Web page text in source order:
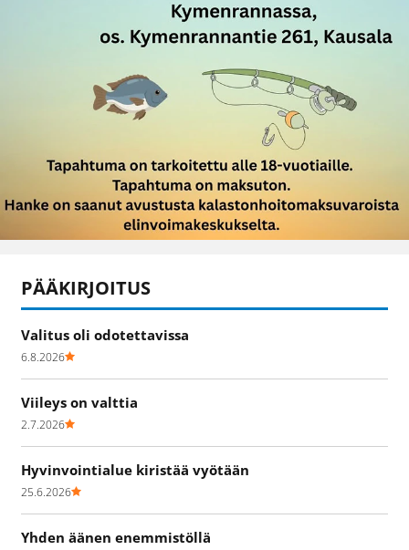
PÄÄKIRJOITUS
Valitus oli odotettavissa
6.8.2026
Viileys on valttia
2.7.2026
Hyvinvointialue kiristää vyötään
25.6.2026
Yhden äänen enemmistöllä